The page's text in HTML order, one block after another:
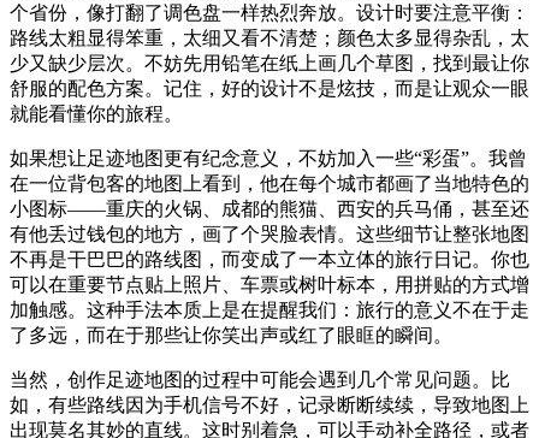
个省份，像打翻了调色盘一样热烈奔放。设计时要注意平衡：
路线太粗显得笨重，太细又看不清楚；颜色太多显得杂乱，太
少又缺少层次。不妨先用铅笔在纸上画几个草图，找到最让你
舒服的配色方案。记住，好的设计不是炫技，而是让观众一眼
就能看懂你的旅程。
如果想让足迹地图更有纪念意义，不妨加入一些“彩蛋”。我曾
在一位背包客的地图上看到，他在每个城市都画了当地特色的
小图标——重庆的火锅、成都的熊猫、西安的兵马俑，甚至还
有他丢过钱包的地方，画了个哭脸表情。这些细节让整张地图
不再是干巴巴的路线图，而变成了一本立体的旅行日记。你也
可以在重要节点贴上照片、车票或树叶标本，用拼贴的方式增
加触感。这种手法本质上是在提醒我们：旅行的意义不在于走
了多远，而在于那些让你笑出声或红了眼眶的瞬间。
当然，创作足迹地图的过程中可能会遇到几个常见问题。比
如，有些路线因为手机信号不好，记录断断续续，导致地图上
出现莫名其妙的直线。这时别着急，可以手动补全路径，或者